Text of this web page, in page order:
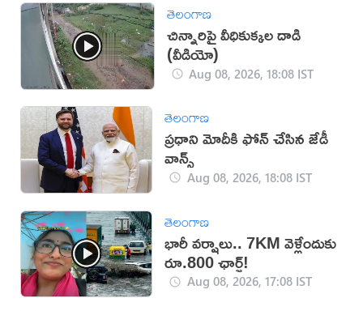
తెలంగాణ
చిన్నారిపై వీధికుక్కల దాడి
(వీడియో)
Aug 08, 2026, 18:08 IST
తెలంగాణ
ప్రధాని మోదీకి ఫోన్ చేసిన జేడీ
వాన్స్
Aug 08, 2026, 18:08 IST
తెలంగాణ
భారీ వర్షాలు.. 7KM వెళ్లేందుకు
రూ.800 ఛార్జ్!
Aug 08, 2026, 17:08 IST